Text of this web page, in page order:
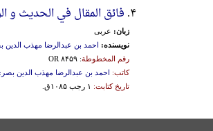
۴. فائق المقال في الحدیث و
زبان: عربی
نویسنده: احمد بن عبدالرضا مهذب الدین
رقم المخطوطة: OR ۸۴۵۹
کاتب: احمد بن عبدالرضا مهذب الدین
تاریخ کتابت: ۱ رجب ۱۰۸۵ق.